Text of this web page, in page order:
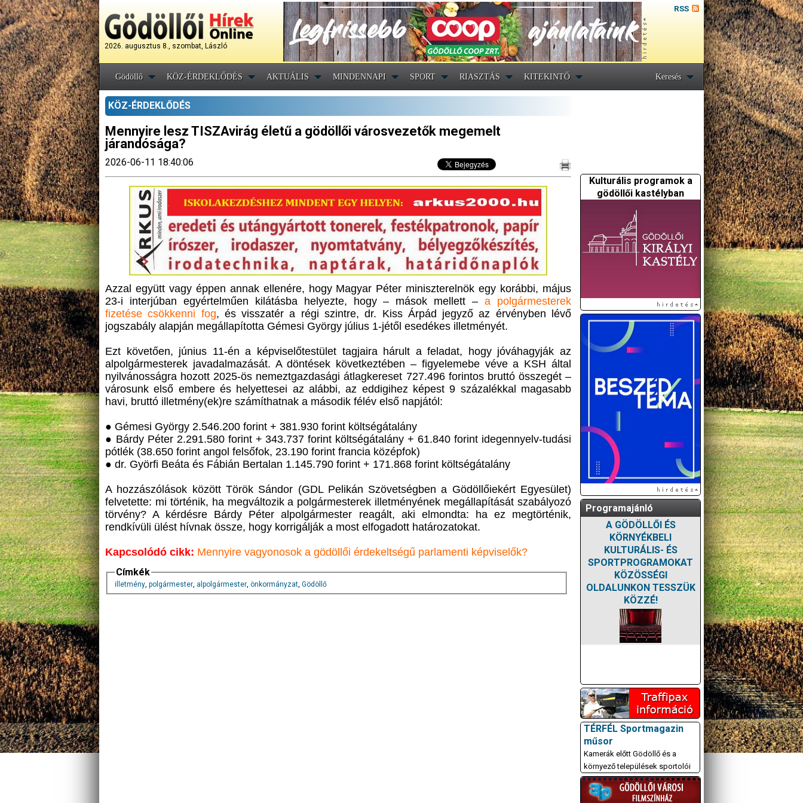
2026. augusztus 8., szombat, László
RSS
Gödöllő KÖZ-ÉRDEKLŐDÉS AKTUÁLIS MINDENNAPI SPORT RIASZTÁS KITEKINTŐ Keresés
KÖZ-ÉRDEKLŐDÉS
Mennyire lesz TISZAvirág életű a gödöllői városvezetők megemelt
járandósága?
2026-06-11 18:40:06
Azzal együtt vagy éppen annak ellenére, hogy Magyar Péter miniszterelnök egy korábbi, május
23-i interjúban egyértelműen kilátásba helyezte, hogy – mások mellett –a polgármesterek
fizetése csökkenni fog, és visszatér a régi szintre, dr. Kiss Árpád jegyző az érvényben lévő
jogszabály alapján megállapította Gémesi György július 1-jétől esedékes illetményét.
Ezt követően, június 11-én a képviselőtestület tagjaira hárult a feladat, hogy jóváhagyják az
alpolgármesterek javadalmazását. A döntések következtében – figyelemebe véve a KSH által
nyilvánosságra hozott 2025-ös nemeztgazdasági átlagkereset 727.496 forintos bruttó összegét –
városunk első embere és helyettesei az alábbi, az eddigihez képest 9 százalékkal magasabb
havi, bruttó illetmény(ek)re számíthatnak a második félév első napjától:
● Gémesi György 2.546.200 forint + 381.930 forint költségátalány
● Bárdy Péter 2.291.580 forint + 343.737 forint költségátalány + 61.840 forint idegennyelv-tudási
pótlék (38.650 forint angol felsőfok, 23.190 forint francia középfok)
● dr. Györfi Beáta és Fábián Bertalan 1.145.790 forint + 171.868 forint költségátalány
A hozzászólások között Török Sándor (GDL Pelikán Szövetségben a Gödöllőiekért Egyesület)
felvetette: mi történik, ha megváltozik a polgármesterek illetményének megállapítását szabályozó
törvény? A kérdésre Bárdy Péter alpolgármester reagált, aki elmondta: ha ez megtörténik,
rendkívüli ülést hívnak össze, hogy korrigálják a most elfogadott határozatokat.
Kapcsolódó cikk: Mennyire vagyonosok a gödöllői érdekeltségű parlamenti képviselők?
Címkék
illetmény, polgármester, alpolgármester, önkormányzat, Gödöllő
Kulturális programok a
gödöllői kastélyban
Programajánló
A GÖDÖLLŐI ÉS
KÖRNYÉKBELI
KULTURÁLIS- ÉS
SPORTPROGRAMOKAT
KÖZÖSSÉGI
OLDALUNKON TESSZÜK
KÖZZÉ!
TÉRFÉL Sportmagazin
műsor
Kamerák előtt Gödöllő és a
környező települések sportolói